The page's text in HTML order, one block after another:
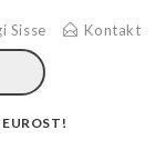
Sisse Kontakt